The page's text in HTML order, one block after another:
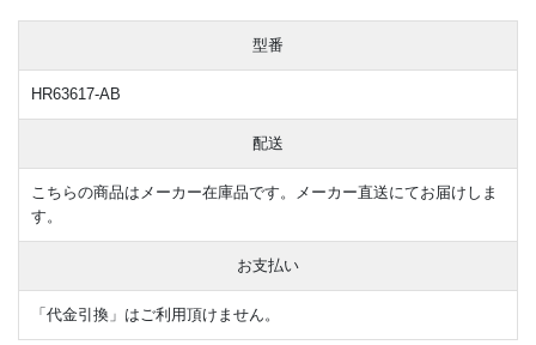
型番
HR63617-AB
配送
こちらの商品はメーカー在庫品です。メーカー直送にてお届けしま
す。
お支払い
「代金引換」はご利用頂けません。